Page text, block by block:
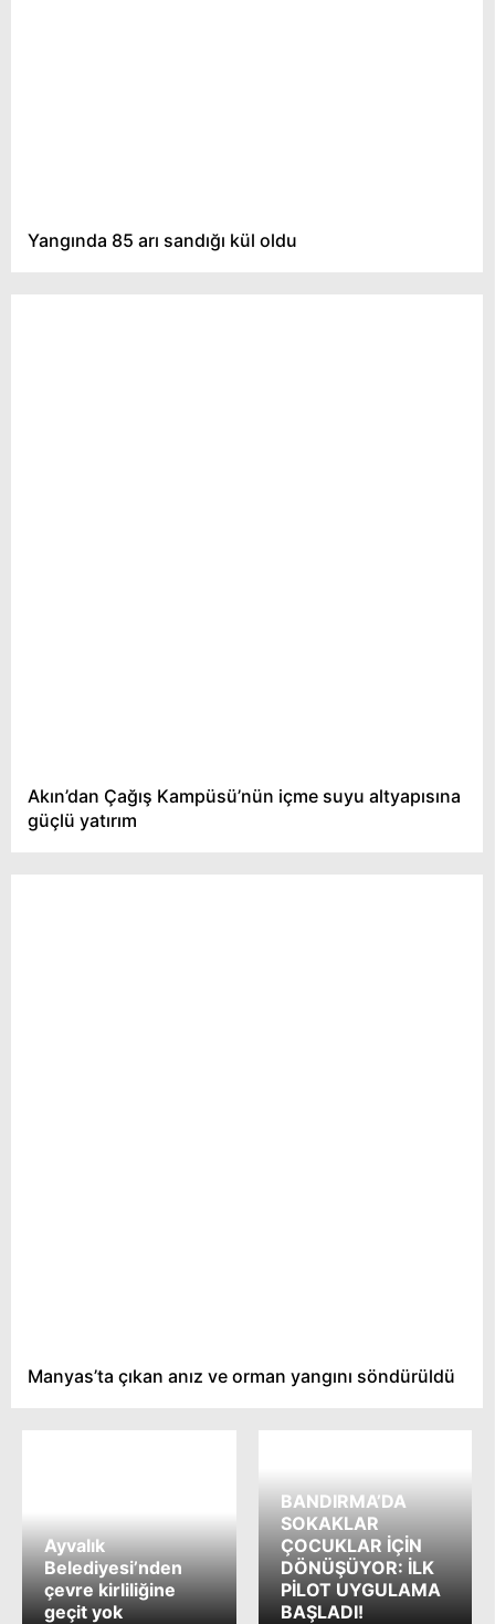
Yangında 85 arı sandığı kül oldu
Akın’dan Çağış Kampüsü’nün içme suyu altyapısına
güçlü yatırım
Manyas’ta çıkan anız ve orman yangını söndürüldü
Ayvalık
Belediyesi’nden
çevre kirliliğine
geçit yok
BANDIRMA’DA
SOKAKLAR
ÇOCUKLAR İÇİN
DÖNÜŞÜYOR: İLK
PİLOT UYGULAMA
BAŞLADI!